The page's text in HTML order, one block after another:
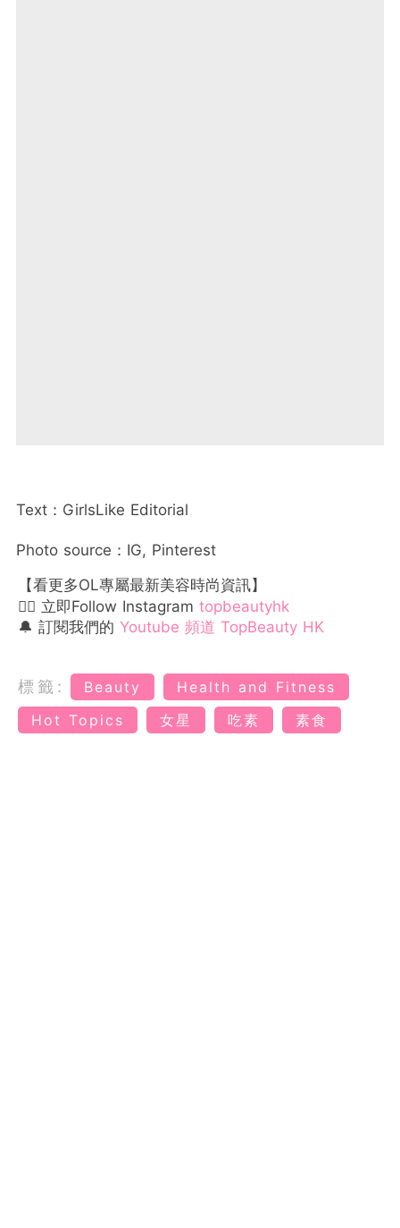
Text：GirlsLike Editorial
Photo source：IG, Pinterest
【看更多OL專屬最新美容時尚資訊】
👉🏻 立即Follow Instagram topbeautyhk
🔔 訂閱我們的 Youtube 頻道 TopBeauty HK
標籤: Beauty
Health and Fitness
Hot Topics
女星 吃素 素食